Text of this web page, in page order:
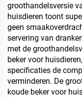
groothandelsversie
huisdieren toont
geen
servering van
met de
beker voor
specificaties de
verminderen. De
koude beker voor